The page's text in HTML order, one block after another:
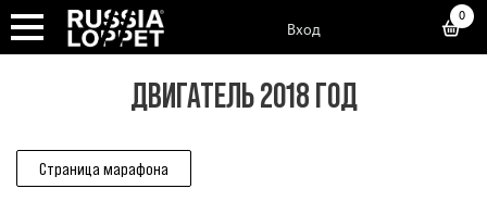
Вход
0
ДВИГАТЕЛЬ 2018 ГОД
Страница марафона